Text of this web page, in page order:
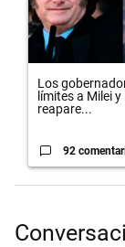
Los
límites a Milei
reapare...
92